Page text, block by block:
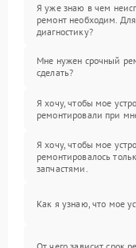
Я уже знаю в чем
ремонт необходим.
диагностику?
Мне нужен срочный
сделать?
Я хочу, чтобы мое
ремонтировали при
Я хочу, чтобы мое
ремонтировалось
запчастями.
Как я узнаю, что мое